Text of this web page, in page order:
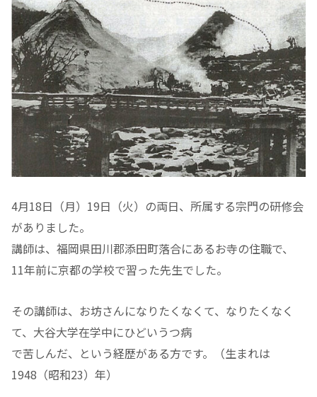
4月18日（月）19日（火）の両日、所属する宗門の研修会
がありました。
講師は、福岡県田川郡添田町落合にあるお寺の住職で、
11年前に京都の学校で習った先生でした。
その講師は、お坊さんになりたくなくて、なりたくなく
て、大谷大学在学中にひどいうつ病
で苦しんだ、という経歴がある方です。（生まれは
1948（昭和23）年）